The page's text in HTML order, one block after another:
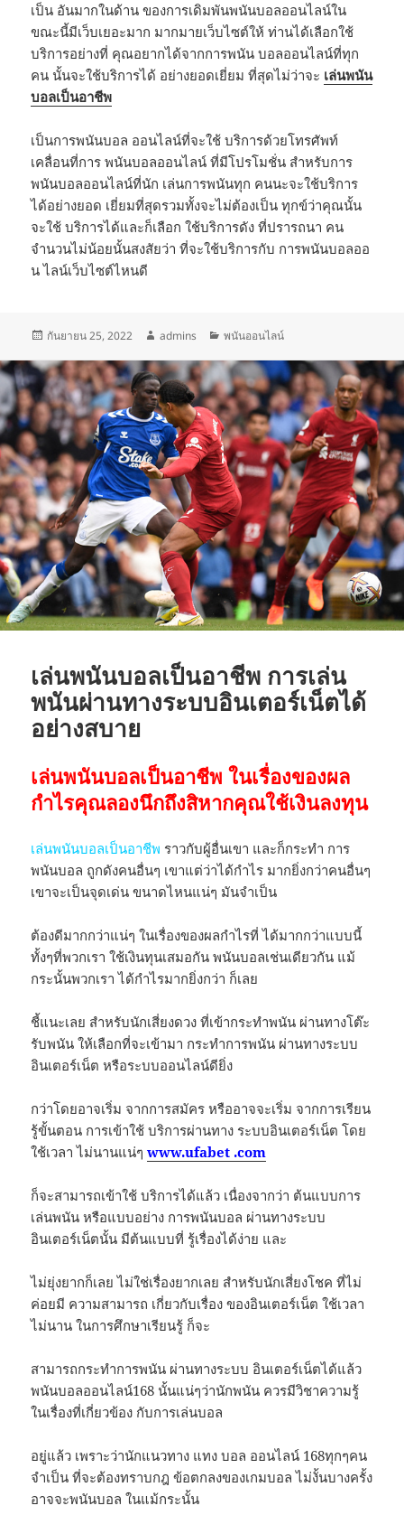
เป็น อันมากในด้าน ของการเดิมพันพนันบอลออนไลน์ใน
ขณะนี้มีเว็บเยอะมาก มากมายเว็บไซต์ให้ ท่านได้เลือกใช้
บริการอย่างที่ คุณอยากได้จากการพนัน บอลออนไลน์ที่ทุก
คน นั้นจะใช้บริการได้ อย่างยอดเยี่ยม ที่สุดไม่ว่าจะ เล่นพนัน
บอลเป็นอาชีพ
เป็นการพนันบอล ออนไลน์ที่จะใช้ บริการด้วยโทรศัพท์
เคลื่อนที่การ พนันบอลออนไลน์ ที่มีโปรโมชั่น​ สำหรับการ
พนันบอลออนไลน์ที่นัก เล่นการพนันทุก คนนะจะใช้บริการ
ได้อย่างยอด เยี่ยมที่สุดรวมทั้งจะไม่ต้องเป็น ทุกข์ว่าคุณนั้น
จะใช้ บริการได้และก็เลือก ใช้บริการดัง ที่ปรารถนา คน
จำนวนไม่น้อยนั้นสงสัยว่า ที่จะใช้บริการกับ การพนันบอลออ
น ไลน์เว็บไซต์ไหนดี
เขียน
กันยายน 25, 2022
ผู้
admins
หมวด
พนันออนไลน์
เล่นพนันบอลเป็นอาชีพ การเล่น
พนันผ่านทางระบบอินเตอร์เน็ตได้
อย่างสบาย
เล่นพนันบอลเป็นอาชีพ ในเรื่องของผล
กำไรคุณลองนึกถึงสิหากคุณใช้เงินลงทุน
เล่นพนันบอลเป็นอาชีพ ราวกับผู้อื่นเขา และก็กระทำ การ
พนันบอล ถูกดังคนอื่นๆ เขาแต่ว่าได้กำไร มากยิ่งกว่าคนอื่นๆ
เขาจะเป็นจุดเด่น ขนาดไหนแน่ๆ มันจำเป็น
ต้องดีมากกว่าแน่ๆ ในเรื่องของผลกำไรที่ ได้มากกว่าแบบนี้
ทั้งๆที่พวกเรา ใช้เงินทุนเสมอกัน พนันบอลเช่นเดียวกัน แม้
กระนั้นพวกเรา ได้กำไรมากยิ่งกว่า ก็เลย
ชี้แนะเลย สำหรับนักเสี่ยงดวง ที่เข้ากระทำพนัน ผ่านทางโต๊ะ
รับพนัน ให้เลือกที่จะเข้ามา กระทำการพนัน ผ่านทางระบบ
อินเตอร์เน็ต หรือระบบออนไลน์ดียิ่ง
กว่าโดยอาจเริ่ม จากการสมัคร หรืออาจจะเริ่ม จากการเรียน
รู้ขั้นตอน การเข้าใช้ บริการผ่านทาง ระบบอินเตอร์เน็ต โดย
ใช้เวลา ไม่นานแน่ๆwww.ufabet .com
ก็จะสามารถเข้าใช้ บริการได้แล้ว เนื่องจากว่า ต้นแบบการ
เล่นพนัน หรือแบบอย่าง การพนันบอล ผ่านทางระบบ
อินเตอร์เน็ตนั้น มีต้นแบบที่ รู้เรื่องได้ง่าย และ
ไม่ยุ่งยากก็เลย ไม่ใช่เรื่องยากเลย สำหรับนักเสี่ยงโชค ที่ไม่
ค่อยมี ความสามารถ เกี่ยวกับเรื่อง ของอินเตอร์เน็ต ใช้เวลา
ไม่นาน ในการศึกษาเรียนรู้ ก็จะ
สามารถกระทำการพนัน ผ่านทางระบบ อินเตอร์เน็ตได้แล้ว
พนันบอลออนไลน์168 นั้นแน่ๆว่านักพนัน ควรมีวิชาความรู้
ในเรื่องที่เกี่ยวข้อง กับการเล่นบอล
อยู่แล้ว เพราะว่านักแนวทาง แทง บอล ออนไลน์ 168ทุกๆคน
จำเป็น ที่จะต้องทราบกฎ ข้อตกลงของเกมบอล ไม่งั้นบางครั้ง
อาจจะพนันบอล ในแม้กระนั้น